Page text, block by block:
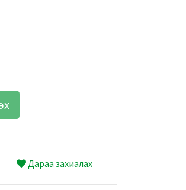
Дараа захиалах